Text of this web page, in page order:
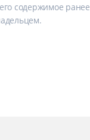
содержимое ранее